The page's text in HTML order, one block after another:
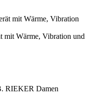
mit Wärme, Vibration und